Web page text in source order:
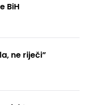
BiH
ne riječi”